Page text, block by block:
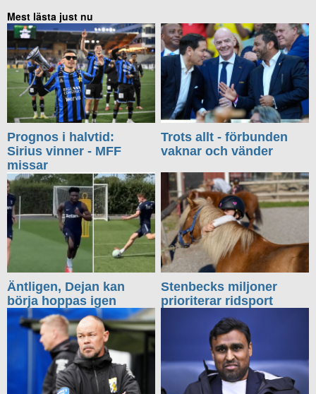
Mest lästa just nu
Prognos i halvtid:
Sirius vinner - MFF
missar
Trots allt - förbunden
vaknar och vänder
Äntligen, Dejan kan
börja hoppas igen
Stenbecks miljoner
prioriterar ridsport